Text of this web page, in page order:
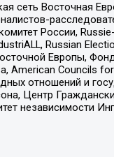
сеть Восточная
России,
Russian
Европы,
Councils
отношений и
Центр
независимости